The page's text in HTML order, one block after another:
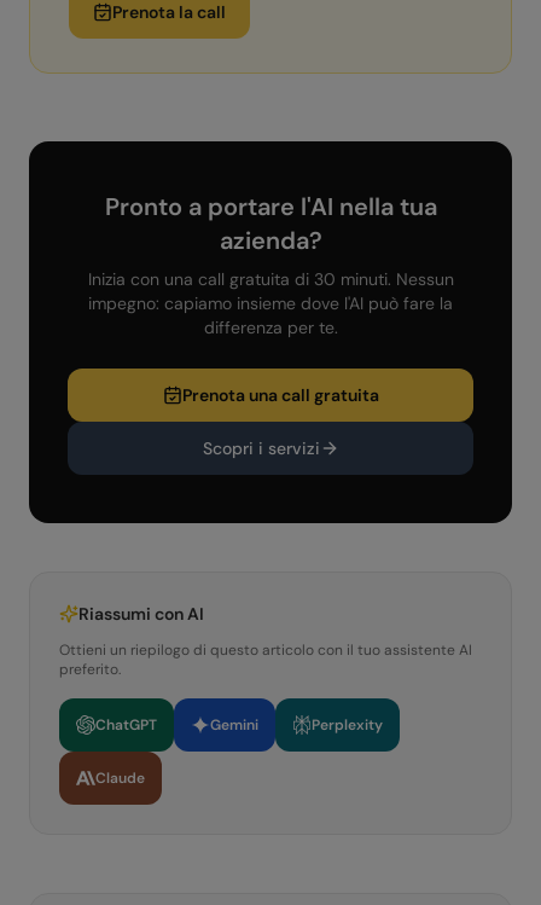
Prenota la call
Pronto a portare l'AI nella tua
azienda?
Inizia con una call gratuita di 30 minuti. Nessun
impegno: capiamo insieme dove l'AI può fare la
differenza per te.
Prenota una call gratuita
Scopri i servizi
Riassumi con AI
Ottieni un riepilogo di questo articolo con il tuo assistente AI
preferito.
ChatGPT Gemini Perplexity
Claude